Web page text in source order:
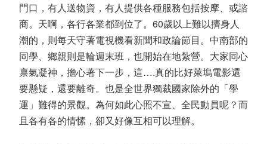
門口，有人送物資，有人提供各種服務包括按摩、或諮
商。天啊，各行各業都到位了。60歲以上難以擠身人
潮的，則每天守著電視機看新聞和政論節目。中南部的
同學、鄉親則是輪週末班，也開始在地紮營。大家同心
禀氣凝神，擔心著下一步，這….真的比好萊塢電影還
要懸疑，還要離奇。也是全世界獨裁國家除外的「學
運」難得的景觀。為何如此心照不宣、全民動員呢？而
且各有各的情愫，卻又好像互相可以理解。